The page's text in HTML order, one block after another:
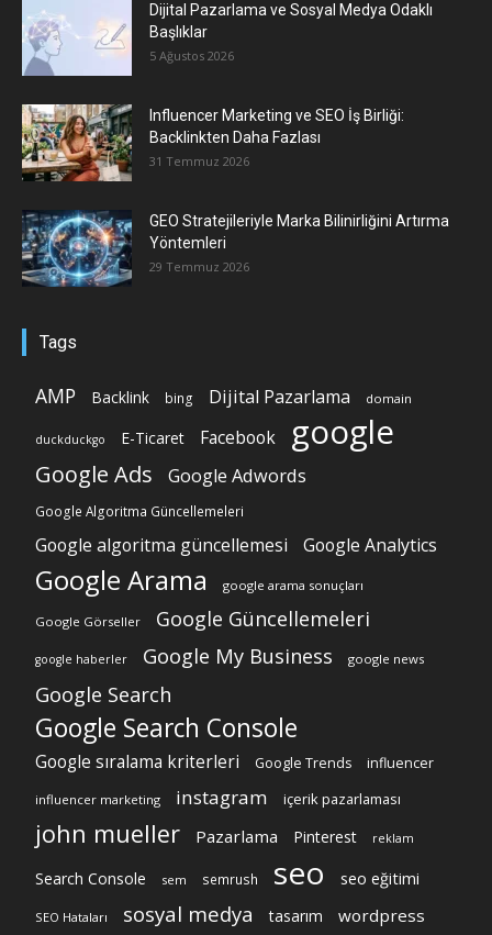
Dijital Pazarlama ve Sosyal Medya Odaklı
Başlıklar
5 Ağustos 2026
Influencer Marketing ve SEO İş Birliği:
Backlinkten Daha Fazlası
31 Temmuz 2026
GEO Stratejileriyle Marka Bilinirliğini Artırma
Yöntemleri
29 Temmuz 2026
Tags
AMP Backlink bing Dijital Pazarlama domain
duckduckgo E-Ticaret Facebook google
Google Ads Google Adwords
Google Algoritma Güncellemeleri
Google algoritma güncellemesi Google Analytics
Google Arama google arama sonuçları
Google Görseller Google Güncellemeleri
google haberler Google My Business google news
Google Search
Google Search Console
Google sıralama kriterleri Google Trends influencer
influencer marketing instagram içerik pazarlaması
john mueller Pazarlama Pinterest reklam
Search Console sem semrush seo seo eğitimi
SEO Hataları sosyal medya tasarım wordpress